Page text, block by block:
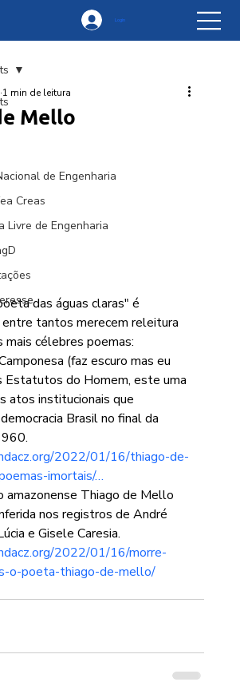
Login
de Engenharia
Creas
Livre de Engenharia
Mello
1 min de leitura
das águas claras" é
tantos merecem releitura
mais célebres poemas:
(faz escuro mas eu
Estatutos do Homem, este uma
atos institucionais que
Brasil no final da
2022/01/16/thiago-de-
imortais/…
amazonense Thiago de Mello
nos registros de André
e Gisele Caresia.
2022/01/16/morre-
o-poeta-thiago-de-mello/